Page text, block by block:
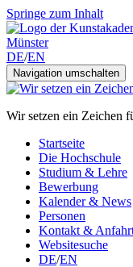
Springe zum Inhalt
DE/EN
Navigation umschalten
Wir setzen ein Zeichen
Startseite
Die Hochschule
Studium & Lehre
Bewerbung
Kalender & News
Personen
Kontakt &
Websitesuche
DE/EN